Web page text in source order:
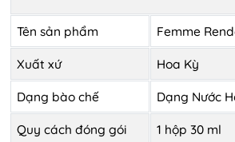
Tên sản phẩm Femme
Xuất xứ Hoa Kỳ
Dạng bào chế Dạng Nước
Quy cách đóng gói 1 hộp 30 ml